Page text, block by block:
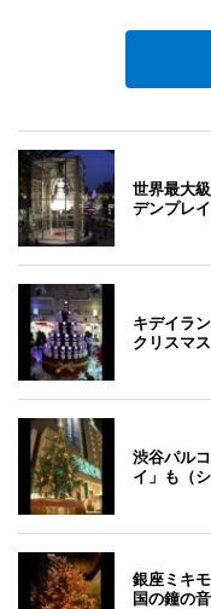
世界最大
デンプレ
キデイラ
クリスマ
渋谷パル
イ」も（
銀座ミキ
国の鐘の